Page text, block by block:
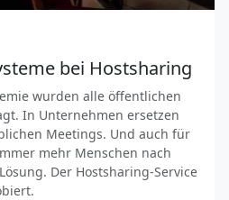
bei Hostsharing
wurden alle öffentlichen
In Unternehmen ersetzen
Meetings. Und auch für
mehr Menschen nach
Der Hostsharing-Service